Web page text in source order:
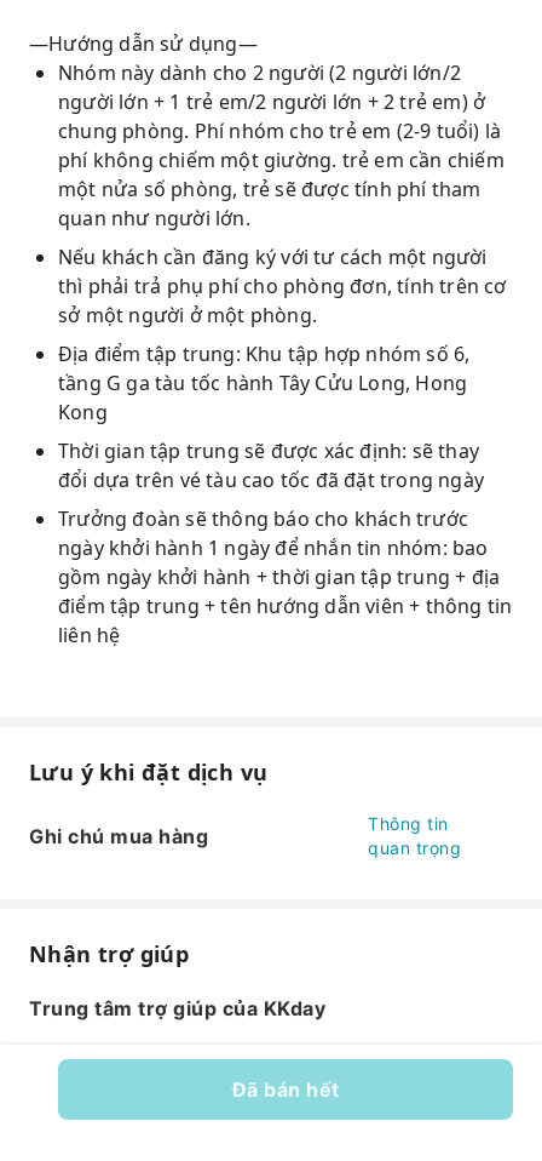
Đã bán hết
—Hướng dẫn sử dụng—
Nhóm này dành cho 2 người (2 người lớn/2
người lớn + 1 trẻ em/2 người lớn + 2 trẻ em) ở
chung phòng. Phí nhóm cho trẻ em (2-9 tuổi) là
phí không chiếm một giường. trẻ em cần chiếm
một nửa số phòng, trẻ sẽ được tính phí tham
quan như người lớn.
Nếu khách cần đăng ký với tư cách một người
thì phải trả phụ phí cho phòng đơn, tính trên cơ
sở một người ở một phòng.
Địa điểm tập trung: Khu tập hợp nhóm số 6,
tầng G ga tàu tốc hành Tây Cửu Long, Hong
Kong
Thời gian tập trung sẽ được xác định: sẽ thay
đổi dựa trên vé tàu cao tốc đã đặt trong ngày
Trưởng đoàn sẽ thông báo cho khách trước
ngày khởi hành 1 ngày để nhắn tin nhóm: bao
gồm ngày khởi hành + thời gian tập trung + địa
điểm tập trung + tên hướng dẫn viên + thông tin
liên hệ
Lưu ý khi đặt dịch vụ
Ghi chú mua hàng
Thông tin
quan trọng
Nhận trợ giúp
Trung tâm trợ giúp của KKday
Mã dịch vụ: 259549